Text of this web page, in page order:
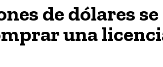
de dólares
una